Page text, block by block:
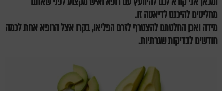
מחליטים להיכנס לדיאטה זו.
מידה ואכן החלטתם להצטרף לזרם הפליאו, בקרו אצל הרופא אחת לכמה
חודשים לבדיקות שגרתיות.